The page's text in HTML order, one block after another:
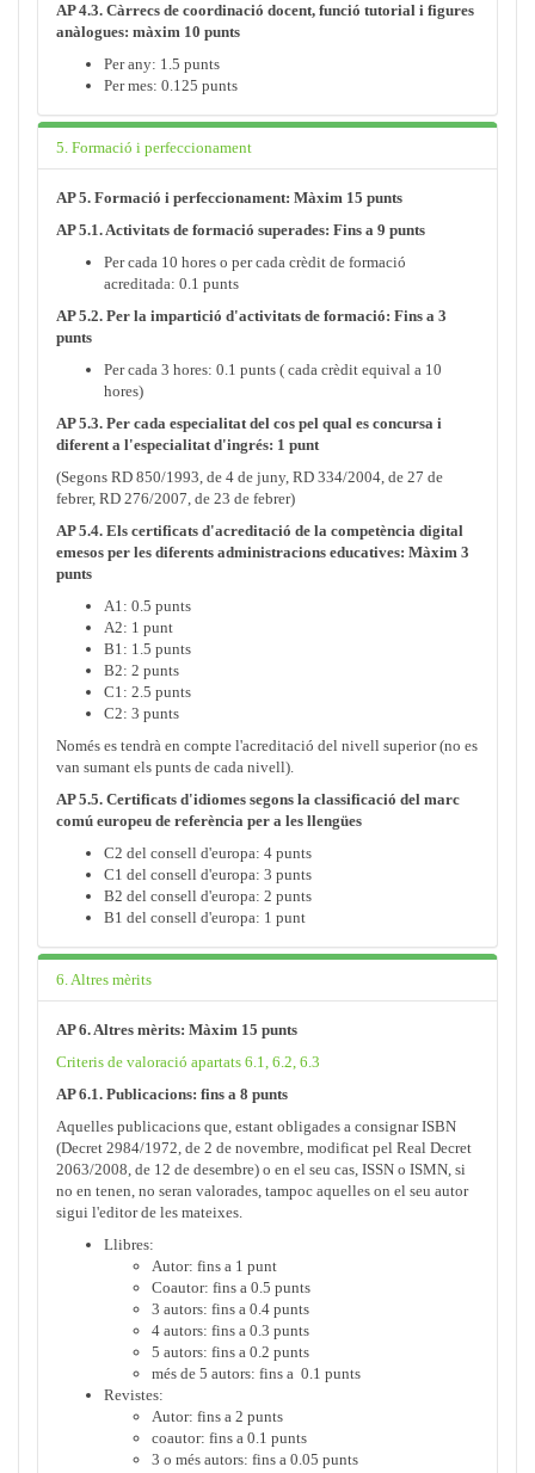
AP 4.3. Càrrecs de coordinació docent, funció tutorial i figures
anàlogues: màxim 10 punts
Per any: 1.5 punts
Per mes: 0.125 punts
5. Formació i perfeccionament
AP 5. Formació i perfeccionament: Màxim 15 punts
AP 5.1. Activitats de formació superades: Fins a 9 punts
Per cada 10 hores o per cada crèdit de formació
acreditada: 0.1 punts
AP 5.2. Per la impartició d'activitats de formació: Fins a 3
punts
Per cada 3 hores: 0.1 punts ( cada crèdit equival a 10
hores)
AP 5.3. Per cada especialitat del cos pel qual es concursa i
diferent a l'especialitat d'ingrés: 1 punt
(Segons RD 850/1993, de 4 de juny, RD 334/2004, de 27 de
febrer, RD 276/2007, de 23 de febrer)
AP 5.4. Els certificats d'acreditació de la competència digital
emesos per les diferents administracions educatives: Màxim 3
punts
A1: 0.5 punts
A2: 1 punt
B1: 1.5 punts
B2: 2 punts
C1: 2.5 punts
C2: 3 punts
Només es tendrà en compte l'acreditació del nivell superior (no es
van sumant els punts de cada nivell).
AP 5.5. Certificats d'idiomes segons la classificació del marc
comú europeu de referència per a les llengües
C2 del consell d'europa: 4 punts
C1 del consell d'europa: 3 punts
B2 del consell d'europa: 2 punts
B1 del consell d'europa: 1 punt
6. Altres mèrits
AP 6. Altres mèrits: Màxim 15 punts
Criteris de valoració apartats 6.1, 6.2, 6.3
AP 6.1. Publicacions: fins a 8 punts
Aquelles publicacions que, estant obligades a consignar ISBN
(Decret 2984/1972, de 2 de novembre, modificat pel Real Decret
2063/2008, de 12 de desembre) o en el seu cas, ISSN o ISMN, si
no en tenen, no seran valorades, tampoc aquelles on el seu autor
sigui l'editor de les mateixes.
Llibres:
Autor: fins a 1 punt
Coautor: fins a 0.5 punts
3 autors: fins a 0.4 punts
4 autors: fins a 0.3 punts
5 autors: fins a 0.2 punts
més de 5 autors: fins a 0.1 punts
Revistes:
Autor: fins a 2 punts
coautor: fins a 0.1 punts
3 o més autors: fins a 0.05 punts